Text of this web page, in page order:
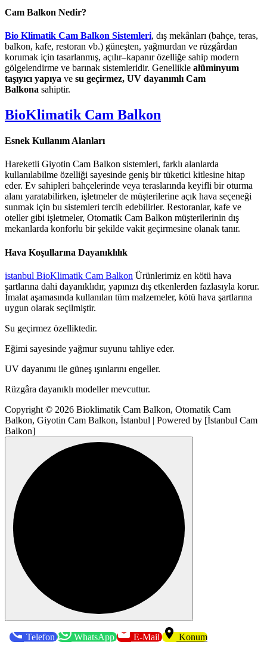
Cam Balkon Nedir?
Bio Klimatik Cam Balkon Sistemleri, dış mekânları (bahçe, teras,
balkon, kafe, restoran vb.) güneşten, yağmurdan ve rüzgârdan
korumak için tasarlanmış, açılır–kapanır özelliğe sahip modern
gölgelendirme ve barınak sistemleridir. Genellikle alüminyum
taşıyıcı yapıya ve su geçirmez, UV dayanımlı Cam
Balkona sahiptir.
BioKlimatik Cam Balkon
Esnek Kullanım Alanları
Hareketli Giyotin Cam Balkon sistemleri, farklı alanlarda
kullanılabilme özelliği sayesinde geniş bir tüketici kitlesine hitap
eder. Ev sahipleri bahçelerinde veya teraslarında keyifli bir oturma
alanı yaratabilirken, işletmeler de müşterilerine açık hava seçeneği
sunmak için bu sistemleri tercih edebilirler. Restoranlar, kafe ve
oteller gibi işletmeler, Otomatik Cam Balkon müşterilerinin dış
mekanlarda konforlu bir şekilde vakit geçirmesine olanak tanır.
Hava Koşullarına Dayanıklılık
istanbul BioKlimatik Cam Balkon Ürünlerimiz en kötü hava
şartlarına dahi dayanıklıdır, yapınızı dış etkenlerden fazlasıyla korur.
İmalat aşamasında kullanılan tüm malzemeler, kötü hava şartlarına
uygun olarak seçilmiştir.
Su geçirmez özelliktedir.
Eğimi sayesinde yağmur suyunu tahliye eder.
UV dayanımı ile güneş ışınlarını engeller.
Rüzgâra dayanıklı modeller mevcuttur.
Copyright © 2026 Bioklimatik Cam Balkon, Otomatik Cam
Balkon, Giyotin Cam Balkon, İstanbul | Powered by [İstanbul Cam
Balkon]
Telefon WhatsApp E-Mail Konum